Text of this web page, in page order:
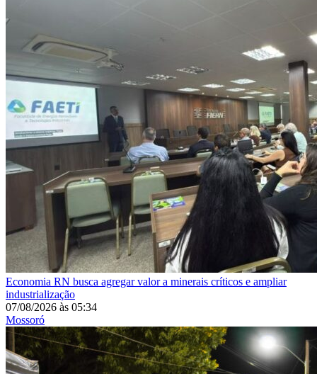
Economia RN busca agregar valor a minerais críticos e ampliar
industrialização
07/08/2026 às 05:34
Mossoró